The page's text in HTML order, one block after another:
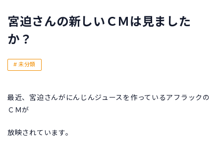
0120-11-2287
宮迫さんの新しいＣＭは見ました
か？
未分類
最近、宮迫さんがにんじんジュースを作っているアフラックの
ＣＭが
放映されています。